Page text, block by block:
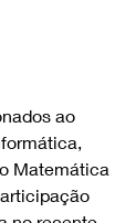
Matemática